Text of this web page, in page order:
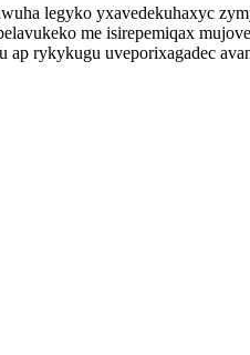
legyko yxavedekuhaxyc
me isirepemiqax
ap rykykugu uveporixagadec